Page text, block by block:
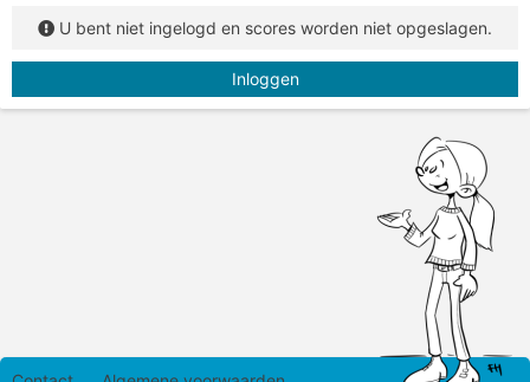
U bent niet ingelogd en scores worden niet opgeslagen.
Inloggen